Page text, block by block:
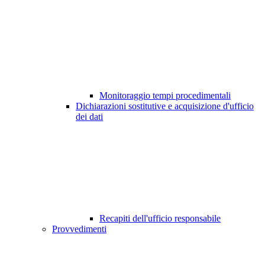
Monitoraggio tempi procedimentali
Dichiarazioni sostitutive e acquisizione d'ufficio
dei dati
Recapiti dell'ufficio responsabile
Provvedimenti